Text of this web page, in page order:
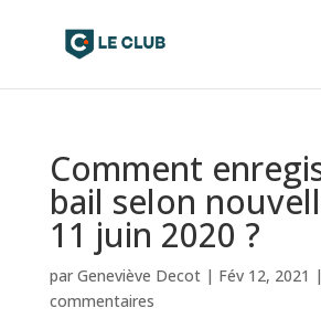
Comment
bail selon
11 juin 2020 ?
par Geneviève Decot| Fév 12, 2021 |
commentaires